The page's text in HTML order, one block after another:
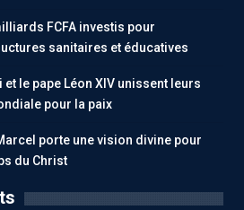
FCFA investis pour
sanitaires et éducatives
le pape Léon XIV unissent leurs
pour la paix
porte une vision divine pour
du Christ